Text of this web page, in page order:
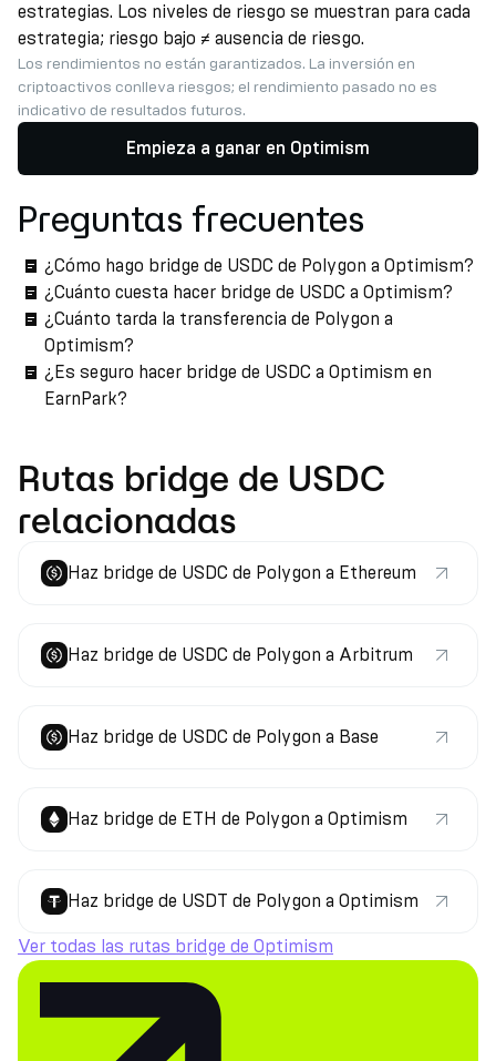
estrategias. Los niveles de riesgo se muestran para cada
estrategia; riesgo bajo ≠ ausencia de riesgo.
Los rendimientos no están garantizados. La inversión en
criptoactivos conlleva riesgos; el rendimiento pasado no es
indicativo de resultados futuros.
Empieza a ganar en Optimism
Preguntas frecuentes
¿Cómo hago bridge de USDC de Polygon a Optimism?
¿Cuánto cuesta hacer bridge de USDC a Optimism?
¿Cuánto tarda la transferencia de Polygon a
Optimism?
¿Es seguro hacer bridge de USDC a Optimism en
EarnPark?
Rutas bridge de USDC
relacionadas
Haz bridge de USDC de Polygon a Ethereum
Haz bridge de USDC de Polygon a Arbitrum
Haz bridge de USDC de Polygon a Base
Haz bridge de ETH de Polygon a Optimism
Haz bridge de USDT de Polygon a Optimism
Ver todas las rutas bridge de Optimism